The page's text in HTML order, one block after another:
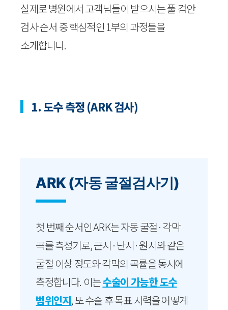
실제로 병원에서 고객님들이 받으시는 풀 검안
검사 순서 중 핵심적인 1부의 과정들을
소개합니다.
1. 도수 측정 (ARK 검사)
ARK (자동 굴절검사기)
첫 번째 순서인 ARK는 자동 굴절·각막
곡률 측정기로, 근시·난시·원시와 같은
굴절 이상 정도와 각막의 곡률을 동시에
측정합니다. 이는수술이 가능한 도수
범위인지, 또 수술 후 목표 시력을 어떻게